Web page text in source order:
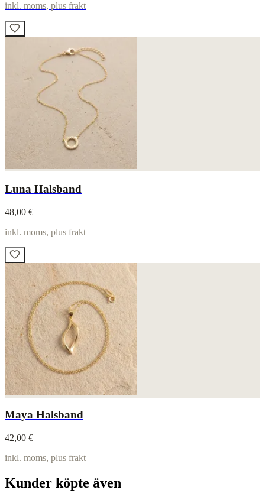
inkl. moms, plus frakt
Luna Halsband
48,00 €
inkl. moms, plus frakt
Maya Halsband
42,00 €
inkl. moms, plus frakt
Kunder köpte även